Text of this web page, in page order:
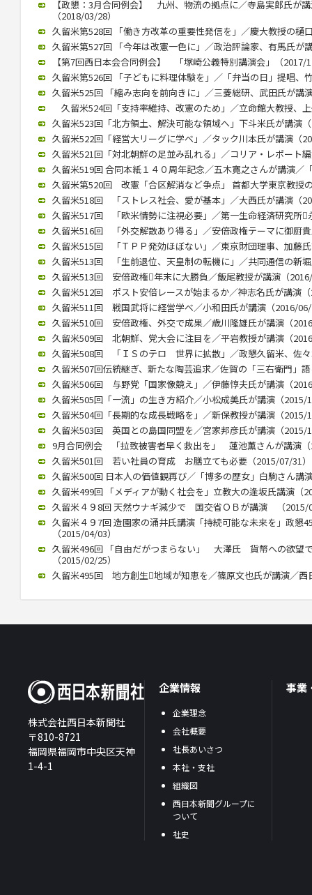
【政懇：3月合同例会】 九州、物流の拠点に／寺島実郎氏が
（2018/03/28）
久留米第528回 「働き方改革の重要性発信を」／慶大教授の樋
久留米第527回 「今年は改憲一色に」／政治評論家、有馬氏が
【第7回西日本会合同例会】 「塚崎公義特別講演会」（2017/
久留米第526回 「子どもに料理体験を」／「弁当の日」提唱、
久留米525回 「縮み志向を前向きに」／三菱総研、武田氏が講
久留米524回「支持率維持、改憲のため」／立命館大教授、
久留米523回「北方領土、解決可能な領域へ」下斗米氏が講演
久留米522回「経営大リーグに学べ」／タック川本氏が講演（
久留米521回「対北朝鮮の足並み乱れる」／コリア・レポート
久留米519回 合同本紙１４０周年記念／五木寛之さんが講演／
久留米第520回 改憲「合区解消など争点」 首都大学東京教授
久留米518回 「ストレス社会、愛が基本」／大西氏が講演（
久留米517回 「欧米情勢に注視必要」／第一生命経済研究所
久留米516回 「外交解散あり得る」／安倍政権テーマに御厨
久留米515回 「ＴＰＰ発効ほぼない」／東京財団理事、加藤
久留米513回 「生前退位、天皇制の転機に」／共同通信の新
久留米513回 安倍政権年末に大勝負／飯尾教授が講演（
久留米512回 ポスト安倍レースが始まるか／神志名氏が講演
久留米511回 戦国武将に経営学べ／小和田氏が講演（2016/
久留米510回 安倍政権、外交で成果／歳川隆雄氏が講演（
久留米509回 北朝鮮、党大会に注目を／平岩教授が講演（
久留米508回 「ＩＳのテロ 世界に拡散」／政懇久留米、佐
久留米507回伝統継ぎ、新たな陶芸追求／佐賀の「三右衛門」
久留米506回 与野党「国家像競え」／伊藤惇夫氏が講演（
久留米505回「一流」の生き方紹介／小松成美氏が講演（2015/
久留米504回「長期的な成長戦略を」／新保教授が講演（2015/
久留米503回 英国との島国同盟を／宮家邦彦氏が講演（2015/
9月合同例会 「拉致被害者早く救出を」 蓮池薫さんが講演
久留米501回 若い社員の育成 お膳立ても必要（2015/07/31）
久留米500回 日本人の価値観再び／「博多の歴女」白駒さん
久留米499回 「メディアが動く社会を」立教大の逢坂氏講演（
久留米４９8回 天然ウナギ減少で 国交省ＯＢが講演 （2015/
久留米４９7回 造園家の涌井氏講演「持続可能な未来を」政懇
（2015/04/03）
久留米496回 「自由だがつまらない」 大澤氏 貨幣への欲望
（2015/02/25）
久留米495回 地方創生地域が知恵を／篠原文也氏が講演／西
株式会社西日本新聞社
〒810-8721
福岡県福岡市中央区天神
1-4-1
企業情報
企業理念
会社概要
社長あいさつ
本社・支社
組織図
西日本新聞グループに
ついて
社史
事業